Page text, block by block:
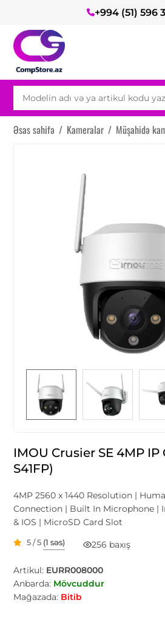
+994 (51) 596
Əsas səhifə / Kameralar / Müşahidə
IMOU Crusier SE 4MP IP
S41FP)
4MP 2560 x 1440 Resolution |
Connection | Built In Microphone |
& IOS | MicroSD Card Slot
5 / 5 (1 səs) 256 baxış
Artikul: EURR008000
Anbarda: Mövcuddur
Mağazada: Bitib